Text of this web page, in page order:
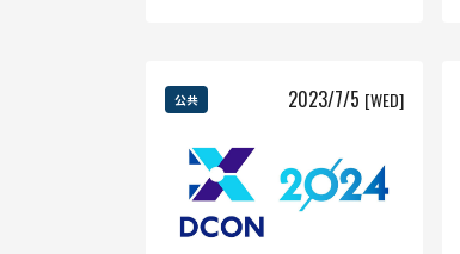
公共 2023/7/5 [WED]